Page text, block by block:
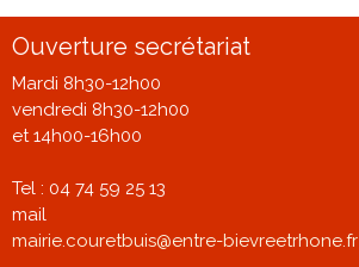
Ouverture secrétariat
Mardi 8h30-12h00
vendredi 8h30-12h00
et 14h00-16h00
Tel : 04 74 59 25 13
mail
mairie.couretbuis@entre-bievreetrhone.fr